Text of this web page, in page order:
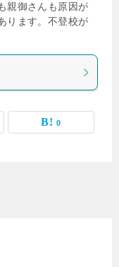
親御さんも原因が
ります。不登校が
0